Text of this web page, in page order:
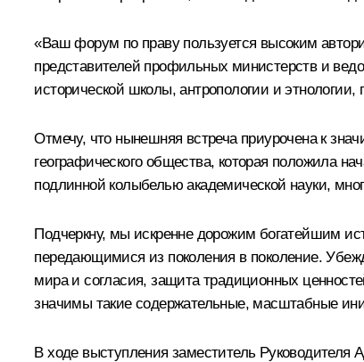
«Ваш форум по праву пользуется высоким
представителей профильных министерств и
исторической школы, антропологии и
Отмечу, что нынешняя встреча приурочена к
географического общества, которая положила
подлинной колыбелью академической науки,
Подчеркну, мы искренне дорожим богатейшим
передающимися из поколения в поколение.
мира и согласия, защита традиционных
значимы такие содержательные, масштабные
B ходе выступления заместитель